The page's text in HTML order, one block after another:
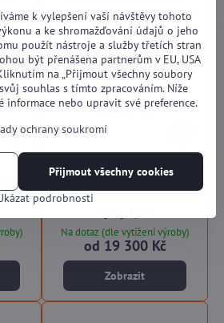
do
Kovová branka jednokřídlá
Standard+ SP24 SINGLE do
Na dotaz (dle vytížení výroby)
od 19 300 Kč
Zobrazit
k vylepšení vaší návštěvy tohoto
a ke shromažďování údajů o jeho
použít nástroje a služby třetích stran
být přenášena partnerům v EU, USA
na „Přijmout všechny soubory
souhlas s tímto zpracováním. Níže
informace nebo upravit své preference.
ochrany soukromí
podrobnosti
Přijmout všechny cookies